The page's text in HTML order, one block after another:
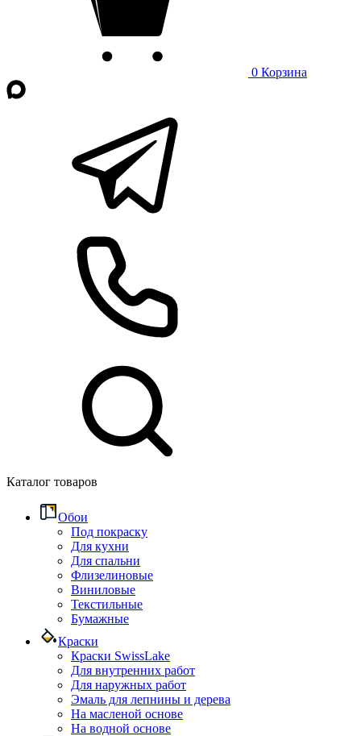
0 Корзина
Каталог товаров
Обои
Под покраску
Для кухни
Для спальни
Флизелиновые
Виниловые
Текстильные
Бумажные
Краски
Краски SwissLake
Для внутренних работ
Для наружных работ
Эмаль для лепнины и дерева
На масленой основе
На водной основе